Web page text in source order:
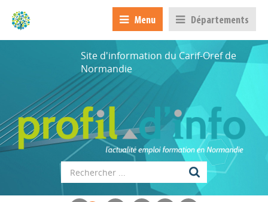
Menu Départements
Site d'information du Carif-Oref de
Normandie